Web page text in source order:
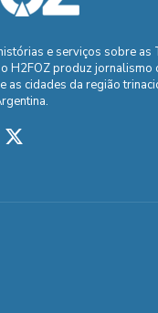
e serviços sobre as
H2FOZ produz
as cidades da região